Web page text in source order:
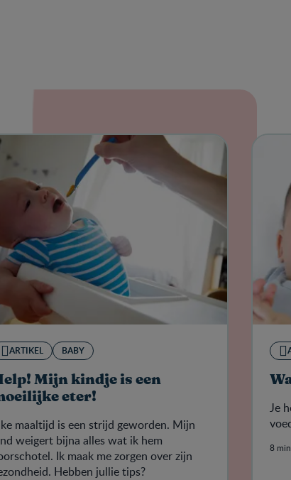
ARTIKEL BABY
Mijn kindje is een
eter!
maaltijd is een strijd geworden. Mijn
weigert bijna alles wat ik hem
Ik maak me zorgen over zijn
Hebben jullie tips?
Je
8